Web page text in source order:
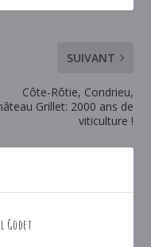
SUIVANT
Côte-Rôtie, Condrieu,
Grillet: 2000 ans de
viticulture !
Godet